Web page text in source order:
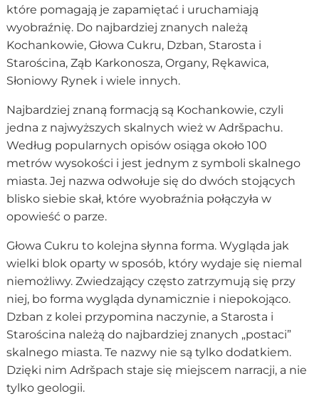
które pomagają je zapamiętać i uruchamiają
wyobraźnię. Do najbardziej znanych należą
Kochankowie, Głowa Cukru, Dzban, Starosta i
Starościna, Ząb Karkonosza, Organy, Rękawica,
Słoniowy Rynek i wiele innych.
Najbardziej znaną formacją są Kochankowie, czyli
jedna z najwyższych skalnych wież w Adršpachu.
Według popularnych opisów osiąga około 100
metrów wysokości i jest jednym z symboli skalnego
miasta. Jej nazwa odwołuje się do dwóch stojących
blisko siebie skał, które wyobraźnia połączyła w
opowieść o parze.
Głowa Cukru to kolejna słynna forma. Wygląda jak
wielki blok oparty w sposób, który wydaje się niemal
niemożliwy. Zwiedzający często zatrzymują się przy
niej, bo forma wygląda dynamicznie i niepokojąco.
Dzban z kolei przypomina naczynie, a Starosta i
Starościna należą do najbardziej znanych „postaci”
skalnego miasta. Te nazwy nie są tylko dodatkiem.
Dzięki nim Adršpach staje się miejscem narracji, a nie
tylko geologii.